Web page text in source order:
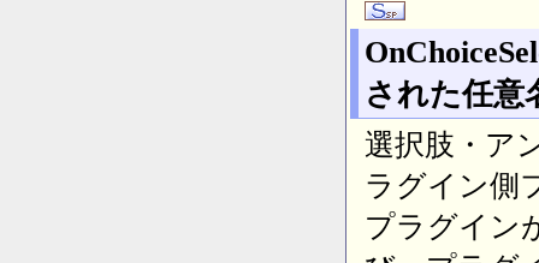
された任意
選択肢・ア
ラグイン側
プラグイン